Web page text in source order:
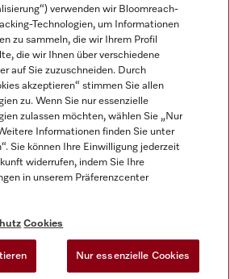
verwenden wir Bloomreach-
Technologien, um Informationen
zu sammeln, die wir Ihrem Profil
die wir Ihnen über verschiedene
auf Sie zuzuschneiden. Durch
akzeptieren“ stimmen Sie allen
zu. Wenn Sie nur essenzielle
zulassen möchten, wählen Sie „Nur
Informationen finden Sie unter
Sie können Ihre Einwilligung jederzeit
widerrufen, indem Sie Ihre
in unserem Präferenzcenter
Cookies
Nur essenzielle Cookies